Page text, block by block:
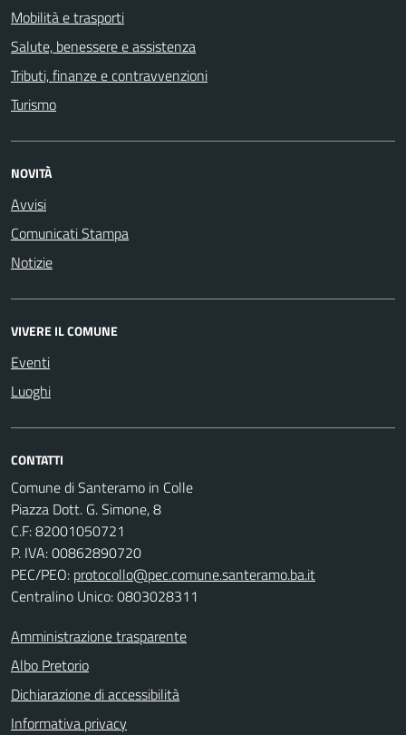
Mobilità e trasporti
Salute, benessere e assistenza
Tributi, finanze e contravvenzioni
Turismo
NOVITÀ
Avvisi
Comunicati Stampa
Notizie
VIVERE IL COMUNE
Eventi
Luoghi
CONTATTI
Comune di Santeramo in Colle
Piazza Dott. G. Simone, 8
C.F:82001050721
P. IVA:00862890720
PEC/PEO: protocollo@pec.comune.santeramo.ba.it
Centralino Unico: 0803028311
Amministrazione trasparente
Albo Pretorio
Dichiarazione di accessibilità
Informativa privacy